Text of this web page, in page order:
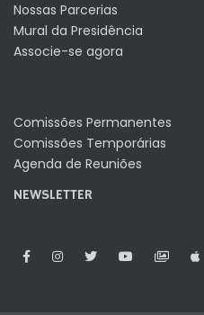
Nossas Parcerias
Mural da Presidência
Associe-se agora
Comissões Permanentes
Comissões Temporárias
Agenda de Reuniões
NEWSLETTER